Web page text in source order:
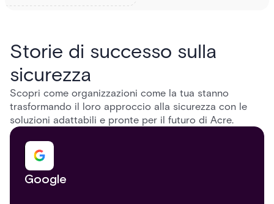
Storie di successo sulla
sicurezza
Scopri come organizzazioni come la tua stanno
trasformando il loro approccio alla sicurezza con le
soluzioni adattabili e pronte per il futuro di Acre.
Google